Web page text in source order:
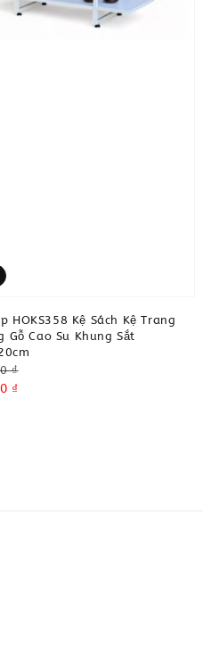
HOKS358 Kệ Sách Kệ Trang
Gỗ Cao Su Khung Sắt
₫
₫